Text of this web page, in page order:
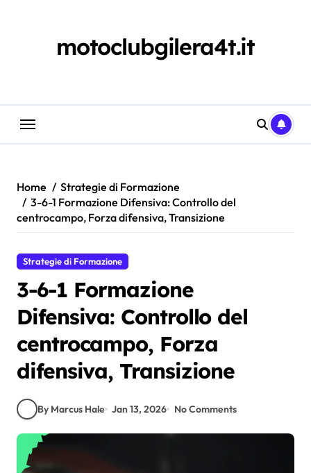
motoclubgilera4t.it
Home
Strategie di Formazione
3-6-1 Formazione Difensiva: Controllo del
centrocampo, Forza difensiva, Transizione
Strategie di Formazione
3-6-1 Formazione
Difensiva: Controllo del
centrocampo, Forza
difensiva, Transizione
By Marcus Hale Jan 13, 2026 No Comments